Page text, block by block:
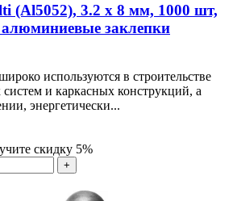
(Al5052), 3.2 x 8 мм, 1000 шт,
заклепки
используются в строительстве
и каркасных конструкций, а
энергетически...
скидку 5%
+